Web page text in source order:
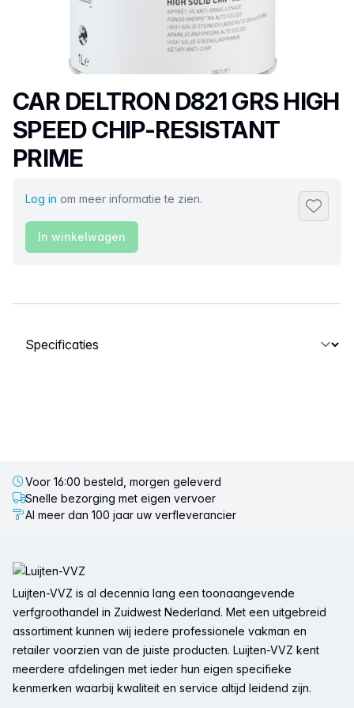
Productnaam
CAR DELTRON D821 GRS HIGH
SPEED CHIP-RESISTANT
PRIME
Log in om meer informatie te zien.
In winkelwagen
Selecteer een tabblad
Voor 16:00 besteld, morgen geleverd
Snelle bezorging met eigen vervoer
Al meer dan 100 jaar uw verfleverancier
Luijten-VVZ is al decennia lang een toonaangevende
verfgroothandel in Zuidwest Nederland. Met een uitgebreid
assortiment kunnen wij iedere professionele vakman en
retailer voorzien van de juiste producten. Luijten-VVZ kent
meerdere afdelingen met ieder hun eigen specifieke
kenmerken waarbij kwaliteit en service altijd leidend zijn.